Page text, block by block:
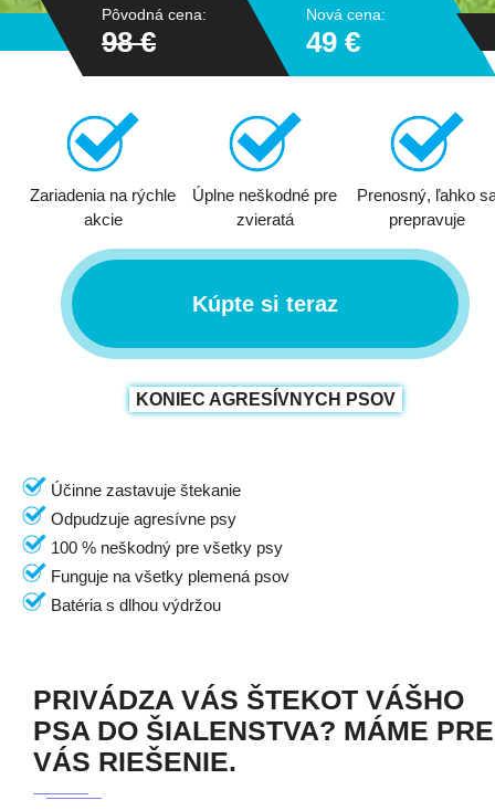
Pôvodná cena:
98 €
Nová cena:
49 €
Zariadenia na rýchle
akcie
Úplne neškodné pre
zvieratá
Prenosný, ľahko
prepravuje
Kúpte si teraz
KONIEC AGRESÍVNYCH PSOV
Účinne zastavuje štekanie
Odpudzuje agresívne psy
100 % neškodný pre všetky psy
Funguje na všetky plemená psov
Batéria s dlhou výdržou
PRIVÁDZA VÁS ŠTEKOT VÁŠHO
PSA DO ŠIALENSTVA? MÁME PRE
VÁS RIEŠENIE.